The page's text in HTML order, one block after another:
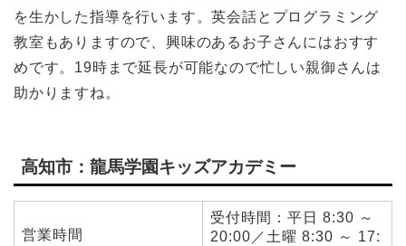
を生かした指導を行います。英会話とプログラミング
教室もありますので、興味のあるお子さんにはおすす
めです。19時まで延長が可能なので忙しい親御さんは
助かりますね。
高知市：龍馬学園キッズアカデミー
営業時間
受付時間：平日 8:30 ～
20:00／土曜 8:30 ～ 17: